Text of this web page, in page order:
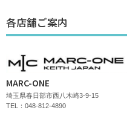
各店舗ご案内
MARC-ONE
埼玉県春日部市西八木崎3-9-15
TEL：048-812-4890